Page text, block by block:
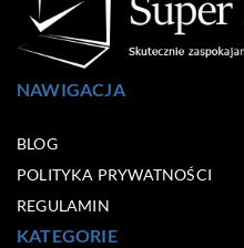
NAWIGACJA
BLOG
POLITYKA PRYWATNOŚCI
REGULAMIN
KATEGORIE